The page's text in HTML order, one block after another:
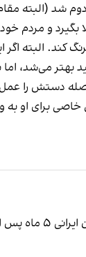
دوم شد (البته
و مردم
کند. البته
بهتر می‌شد، اما
دستش را
برای او به